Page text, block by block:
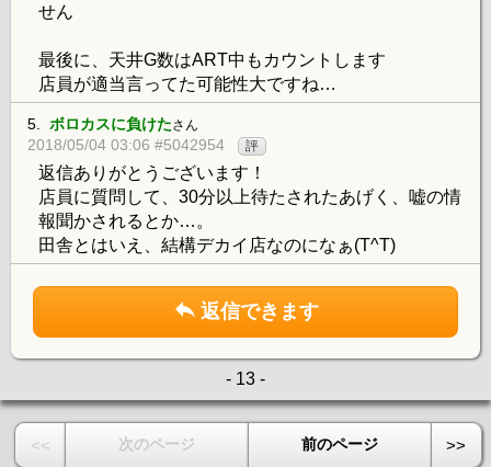
せん
最後に、天井G数はART中もカウントします
店員が適当言ってた可能性大ですね…
5. ボロカスに負けたさん
2018/05/04 03:06 #5042954 評
返信ありがとうございます！
店員に質問して、30分以上待たされたあげく、嘘の情
報聞かされるとか…。
田舎とはいえ、結構デカイ店なのになぁ(T^T)
返信できます
- 13 -
<< 次のページ 前のページ >>